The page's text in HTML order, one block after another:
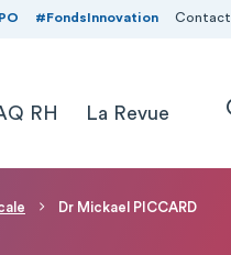
#FondsInnovation Contact
RH La Revue
Dr Mickael PICCARD